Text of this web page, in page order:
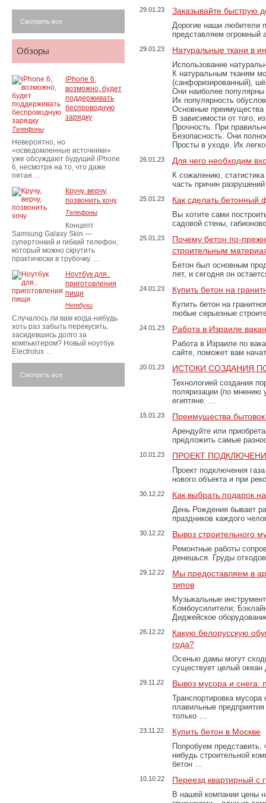
29.01.23 Заказывайте быструю
Дорогие наши любители
представляем огромный
29.01.23 Натуральные ткани в
Использование
К натуральным тканям
(санфоризированный),
Они наиболее популярны
Их популярность
Основные преимущества
В зависимости от того,
Прочность. При
Безопасность. Они
Просты в уходе. Их
26.01.23 Для чего необходим
К сожалению,
часть причин
25.01.23 Как сделать бетонный
Вы хотите сами
садовой стены,
25.01.23
Почему бетон по-
строительным
Бетон был основным
лет, и сегодня он
24.01.23 Купить бетон на
Купить бетон на
любые серьезные
24.01.23 Работа в Израиле
Работа в Израиле по
сайте, поможет вам
20.01.23 ИСТОКИ СОЗДАНИЯ
Технологией создания
поляризации (по
египтяне. …
15.01.23 Преимущества
Арендуйте или
предложить самые
10.01.23 ПРОЕКТ
Проект подключения
нового объекта и при
30.12.22 Как выбрать подарок
День Рождения бывает
праздников каждого
30.12.22 Вывоз строительного
Ремонтные работы
денешься. Груды
29.12.22
Мы предоставляем в
типов
Музыкальные
Комбоусилители;
Диджейское
26.12.22
Какую белорусскую
года?
Осенью дамы могут
существует целый
29.11.22 Вывоз мусора и
Транспортировка
плавильные
только …
23.11.22 Купить бетон в Москве
Попробуем представить,
нибудь строительной
бетон …
10.10.22 Переезд квартирный с
В нашей компании цены
Смотреть все
Обзоры
iPhone 6,
возможно, будет
поддерживать
беспроводную
зарядку
Телефоны
Невероятно, но
«осведомленные источники»
уже обсуждают будущий iPhone
6, несмотря на то, что даже
пятая …
Кручу, верчу,
позвонить хочу
Телефоны
Концепт
Samsung Galaxy Skin —
супертонкий и гибкий телефон,
который можно скрутить
практически в трубочку. …
Ноутбук для..
приготовления
пищи
Нетбуки
Случалось ли вам когда-нибудь
хоть раз забыть перекусить,
засидевшись долго за
компьютером? Новый ноутбук
Electrolux …
Смотреть все